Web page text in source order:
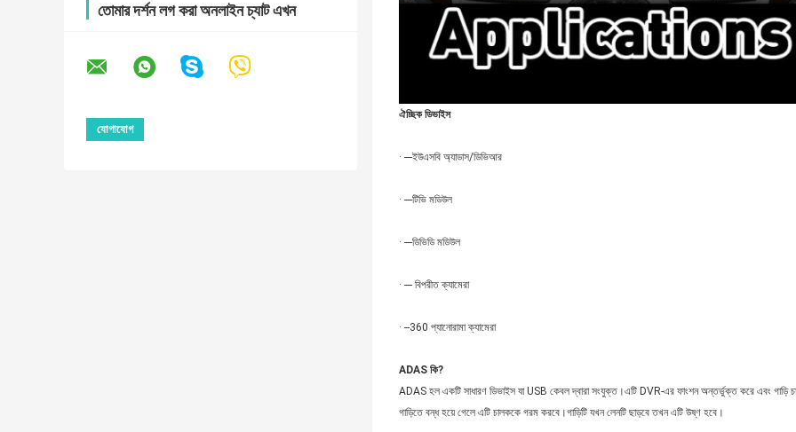
তোমার দর্শন লগ করা অনলাইন চ্যাট এখন
ঐচ্ছিক ডিভাইস
· ---ইউএসবি অ্যাডাস/ডিভিআর
· ---টিভি মডিউল
· ---ডিভিডি মডিউল
· --- বিপরীত ক্যামেরা
· --360 প্যানোরামা ক্যামেরা
ADAS কি?
ADAS হল একটি সাধারণ ডিভাইস যা USB কেবল দ্বারা সংযুক্ত।এটি DVR-এর ফাংশন অন্তর্ভুক্ত করে এবং গাড়ি
গাড়িতে বন্ধ হয়ে গেলে এটি চালককে গরম করবে।গাড়িটি যখন লেনটি ছাড়বে তখন এটি উষ্ণ হবে।